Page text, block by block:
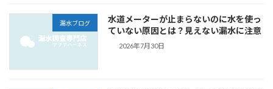
漏水ブログ
水道メーターが止まらないのに水を使っ
ていない原因とは？見えない漏水に注意
2026年7月30日